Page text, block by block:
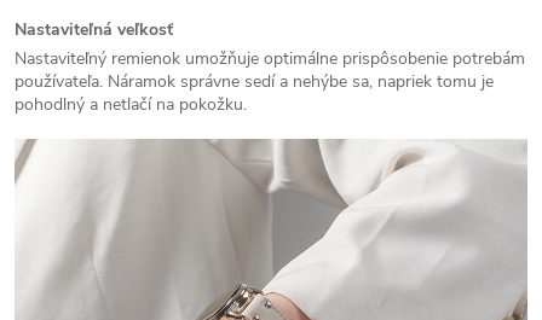
Nastaviteľná veľkosť
Nastaviteľný remienok umožňuje optimálne prispôsobenie potrebám
používateľa. Náramok správne sedí a nehýbe sa, napriek tomu je
pohodlný a netlačí na pokožku.